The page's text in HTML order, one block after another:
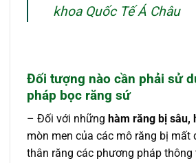
khoa Quốc Tế Á Châu
Đối tượng nào cần phải sử
pháp bọc răng sứ
– Đối với những hàm răng bị sâu,
mòn men của các mô răng bị mất
thân răng các phương pháp